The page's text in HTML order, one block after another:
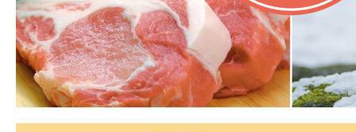
ま
ち
応